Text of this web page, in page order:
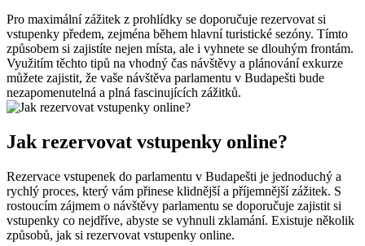
Pro maximální zážitek z prohlídky se doporučuje rezervovat si
vstupenky předem, zejména během hlavní turistické sezóny. Tímto
způsobem si zajistíte nejen místa, ale i vyhnete se dlouhým frontám.
Využitím těchto tipů na vhodný čas návštěvy a plánování exkurze
můžete zajistit, že vaše návštěva parlamentu v Budapešti bude
nezapomenutelná a plná fascinujících zážitků.
Jak rezervovat vstupenky online?
Rezervace vstupenek do parlamentu v Budapešti je jednoduchý a
rychlý proces, který vám přinese klidnější a příjemnější zážitek. S
rostoucím zájmem o návštěvy parlamentu se doporučuje zajistit si
vstupenky co nejdříve, abyste se vyhnuli zklamání. Existuje několik
způsobů, jak si rezervovat vstupenky online.